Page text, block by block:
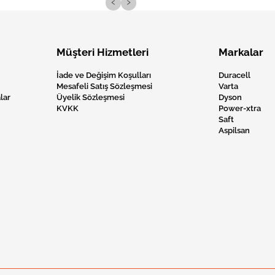
Müşteri Hizmetleri
İade ve Değişim Koşulları
Mesafeli Satış Sözleşmesi
Üyelik Sözleşmesi
KVKK
Markalar
Duracell
Varta
Dyson
Power-xtra
Saft
Aspilsan